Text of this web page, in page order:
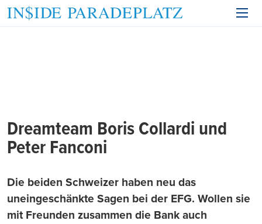
Dreamteam Boris Collardi und
Peter Fanconi
Die beiden Schweizer haben neu das
uneingeschänkte Sagen bei der EFG. Wollen sie
mit Freunden zusammen die Bank auch